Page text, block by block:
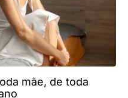
mãe, de toda